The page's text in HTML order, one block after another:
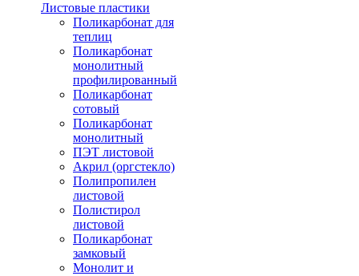
Листовые пластики
Поликарбонат для
теплиц
Поликарбонат
монолитный
профилированный
Поликарбонат
сотовый
Поликарбонат
монолитный
ПЭТ листовой
Акрил (оргстекло)
Полипропилен
листовой
Полистирол
листовой
Поликарбонат
замковый
Монолит и